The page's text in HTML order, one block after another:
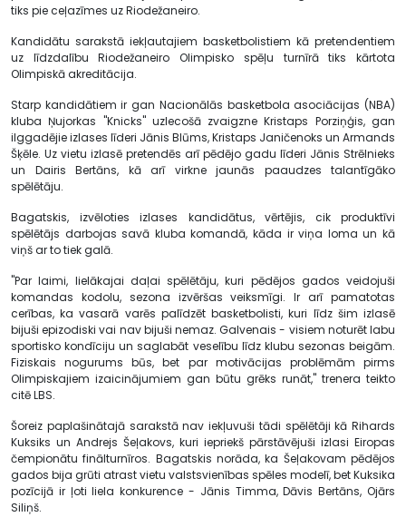
tiks pie ceļazīmes uz Riodežaneiro.
Kandidātu sarakstā iekļautajiem basketbolistiem kā pretendentiem
uz līdzdalību Riodežaneiro Olimpisko spēļu turnīrā tiks kārtota
Olimpiskā akreditācija.
Starp kandidātiem ir gan Nacionālās basketbola asociācijas (NBA)
kluba Ņujorkas "Knicks" uzlecošā zvaigzne Kristaps Porziņģis, gan
ilggadējie izlases līderi Jānis Blūms, Kristaps Janičenoks un Armands
Šķēle. Uz vietu izlasē pretendēs arī pēdējo gadu līderi Jānis Strēlnieks
un Dairis Bertāns, kā arī virkne jaunās paaudzes talantīgāko
spēlētāju.
Bagatskis, izvēloties izlases kandidātus, vērtējis, cik produktīvi
spēlētājs darbojas savā kluba komandā, kāda ir viņa loma un kā
viņš ar to tiek galā.
"Par laimi, lielākajai daļai spēlētāju, kuri pēdējos gados veidojuši
komandas kodolu, sezona izvēršas veiksmīgi. Ir arī pamatotas
cerības, ka vasarā varēs palīdzēt basketbolisti, kuri līdz šim izlasē
bijuši epizodiski vai nav bijuši nemaz. Galvenais - visiem noturēt labu
sportisko kondīciju un saglabāt veselību līdz klubu sezonas beigām.
Fiziskais nogurums būs, bet par motivācijas problēmām pirms
Olimpiskajiem izaicinājumiem gan būtu grēks runāt," trenera teikto
citē LBS.
Šoreiz paplašinātajā sarakstā nav iekļuvuši tādi spēlētāji kā Rihards
Kuksiks un Andrejs Šeļakovs, kuri iepriekš pārstāvējuši izlasi Eiropas
čempionātu finālturnīros. Bagatskis norāda, ka Šeļakovam pēdējos
gados bija grūti atrast vietu valstsvienības spēles modelī, bet Kuksika
pozīcijā ir ļoti liela konkurence - Jānis Timma, Dāvis Bertāns, Ojārs
Siliņš.